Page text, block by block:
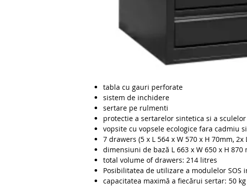
tabla cu gauri perforate
sistem de inchidere
sertare pe rulmenti
protectie a sertarelor sintetica si a
vopsite cu vopsele ecologice fara cadmiu
7 drawers (5 x L 564 x W 570 x H 70mm, 2x
dimensiuni de bază L 663 x W 650 x H 870
total volume of drawers: 214 litres
Posibilitatea de utilizare a modulelor SOS
capacitatea maximă a fiecărui sertar: 50 kg